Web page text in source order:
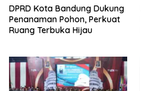
DPRD Kota Bandung Dukung
Penanaman Pohon, Perkuat
Ruang Terbuka Hijau